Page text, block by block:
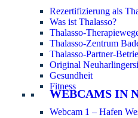
Rezertifizierung als
Was ist Thalasso?
Thalasso-
Thalasso-Zentrum
Thalasso-Partner-
Original
Gesundheit
Fitness
WEBCAMS IN
Webcam 1 – Hafen